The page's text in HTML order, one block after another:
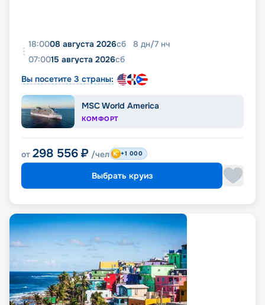
18:0008 августа 2026сб 8 дн/7 нч
07:0015 августа 2026сб
Вы посетите 3 страны:
MSC World America
КОМФОРТ
от 298 556 ₽ /чел +1 000
Выбрать круиз